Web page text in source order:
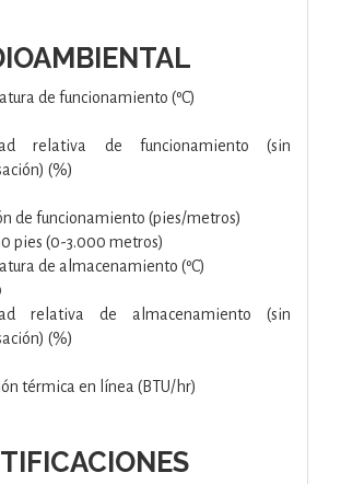
de funcionamiento (ºC)
relativa de funcionamiento (sin
(%)
de funcionamiento (pies/metros)
pies (0-3.000 metros)
de almacenamiento (ºC)
relativa de almacenamiento (sin
(%)
térmica en línea (BTU/hr)